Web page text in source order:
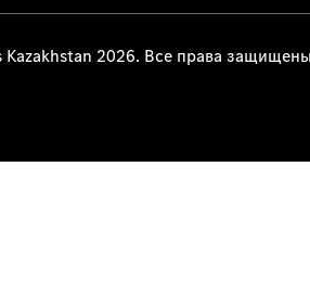
Kazakhstan 2026. Все права защищены